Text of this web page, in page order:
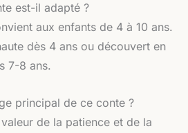
est-il adapté ?
aux enfants de 4 à 10 ans.
dès 4 ans ou découvert en
7-8 ans.
principal de ce conte ?
de la patience et de la